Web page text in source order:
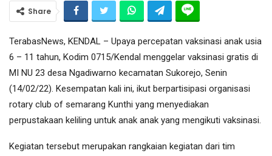
Share
TerabasNews, KENDAL – Upaya percepatan vaksinasi anak usia
6 – 11 tahun, Kodim 0715/Kendal menggelar vaksinasi gratis di
MI NU 23 desa Ngadiwarno kecamatan Sukorejo, Senin
(14/02/22). Kesempatan kali ini, ikut berpartisipasi organisasi
rotary club of semarang Kunthi yang menyediakan
perpustakaan keliling untuk anak anak yang mengikuti vaksinasi.
Kegiatan tersebut merupakan rangkaian kegiatan dari tim